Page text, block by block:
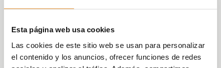
Esta página web usa cookies
Las cookies de este sitio web se usan para personalizar
el contenido y los anuncios, ofrecer funciones de redes
que así lo deseen.
Con esta medida, las principales
promotoras de viviendas de España buscan